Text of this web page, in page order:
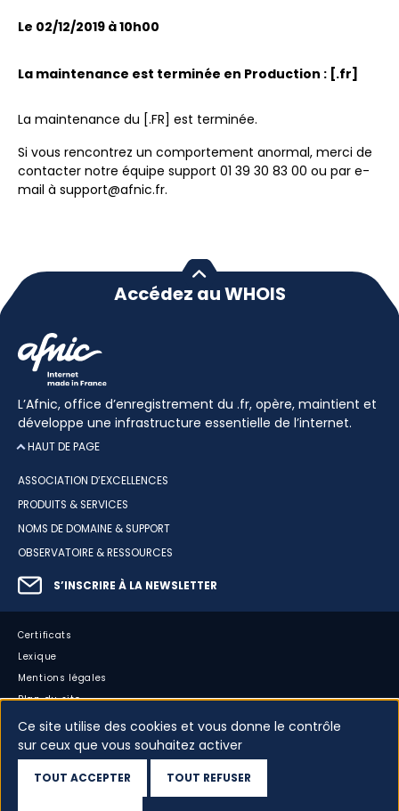
Le 02/12/2019 à 10h00
La maintenance est terminée en Production : [.fr]
La maintenance du [.FR] est terminée.
Si vous rencontrez un comportement anormal, merci de
contacter notre équipe support 01 39 30 83 00 ou par e-
mail à support@afnic.fr.
Accédez au WHOIS
L’Afnic, office d’enregistrement du .fr, opère, maintient et
développe une infrastructure essentielle de l’internet.
HAUT DE PAGE
ASSOCIATION D’EXCELLENCES
PRODUITS & SERVICES
NOMS DE DOMAINE & SUPPORT
OBSERVATOIRE & RESSOURCES
S’INSCRIRE À LA NEWSLETTER
Certificats
Lexique
Mentions légales
Plan du site
Accessibilité : partiellement conforme
Cookies
Dispositif d’alerte
Ce site utilise des cookies et vous donne le contrôle
sur ceux que vous souhaitez activer
TOUT ACCEPTER TOUT REFUSER